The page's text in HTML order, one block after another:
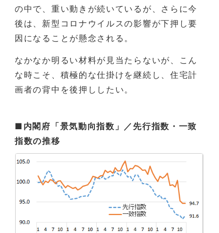
の中で、重い動きが続いているが、さらに今
後は、新型コロナウイルスの影響が下押し要
因になることが懸念される。
なかなか明るい材料が見当たらないが、こん
な時こそ、積極的な仕掛けを継続し、住宅計
画者の背中を後押ししたい。
■内閣府「景気動向指数」／先行指数・一致
指数の推移